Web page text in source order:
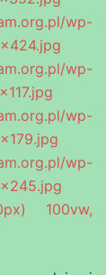
wp-
wp-
wp-
wp-
100vw,